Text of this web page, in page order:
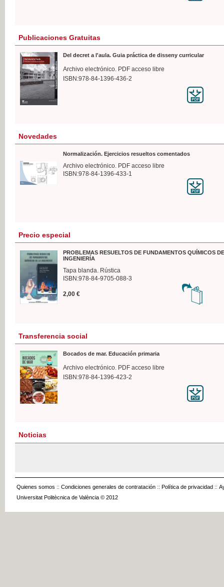
Publicaciones Gratuitas
Del decret a l'aula. Guia práctica de disseny curricular
Archivo electrónico. PDF acceso libre
ISBN:978-84-1396-436-2
Novedades
Normalización. Ejercicios resueltos comentados
Archivo electrónico. PDF acceso libre
ISBN:978-84-1396-433-1
Precio especial
PROBLEMAS RESUELTOS DE FUNDAMENTOS QUÍMICOS
INGENIERÍA
Tapa blanda. Rústica
ISBN:978-84-9705-088-3
2,00 €
Transferencia social
Bocados de mar. Educación primaria
Archivo electrónico. PDF acceso libre
ISBN:978-84-1396-423-2
Noticias
Quienes somos :: Condiciones generales de contratación :: Política de privacidad ::
Universitat Politècnica de València © 2012